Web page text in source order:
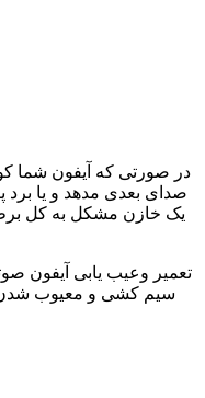
در صورتی که آیفون شما
صدای بعدی مدهد و یا
یک خازن مشکل به کل
تعمیر وعیب یابی آیفون
سیم کشی و معیوب شدن